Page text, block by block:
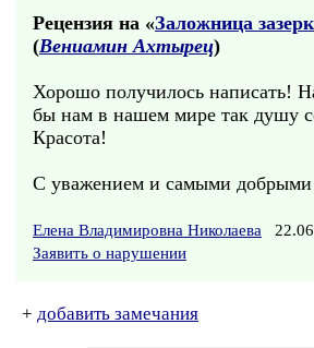
Рецензия на «Заложница
(Вениамин Ахтырец)
Хорошо получилось написать!
бы нам в нашем мире так душу
Красота!
С уважением и самыми
Елена Владимировна Николаева
Заявить о нарушении
+ добавить замечания